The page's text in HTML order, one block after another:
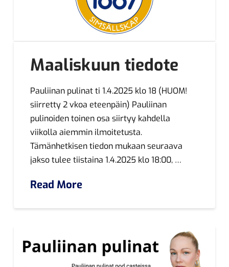
Maaliskuun tiedote
Pauliinan pulinat ti 1.4.2025 klo 18 (HUOM!
siirretty 2 vkoa eteenpäin) Pauliinan
pulinoiden toinen osa siirtyy kahdella
viikolla aiemmin ilmoitetusta.
Tämänhetkisen tiedon mukaan seuraava
jakso tulee tiistaina 1.4.2025 klo 18:00, …
Read More